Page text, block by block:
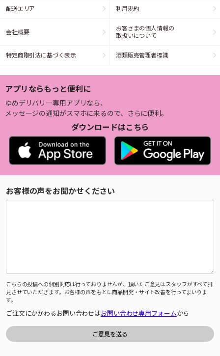
配送エリア 利用規約
会社概要
お客さまの個人情報の
取扱いについて
特定商取引法に基づく表示 酒類販売管理者標識
アプリならもっと便利に
ゆめデリバリー専用アプリなら、
メッセージの通知がスマホに来るので、さらに便利。
ダウンロードはこちら
お客様の声をお聞かせください
こちらの投稿への個別対応は行っておりませんが、頂いたご意見はスタッフがすべて拝
見させていただきます。お客様の声をもとに商品開発・サイト改善を行ってまいりま
す。
ご注文にかかわるお問い合わせはお問い合わせ専用フォームから